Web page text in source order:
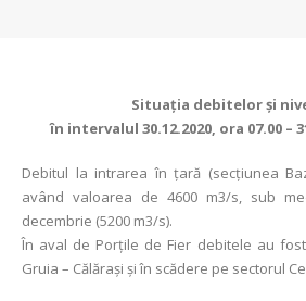
Situaţia debitelor şi
în intervalul 30.12.2020, ora 07.00 –
Debitul la intrarea în ţară (secţiunea
având valoarea de 4600 m3/s, sub
decembrie (5200 m3/s).
În aval de Porţile de Fier debitele au
Gruia – Călărași și în scădere pe sectorul